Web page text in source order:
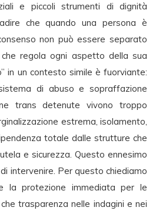
e piccoli strumenti di dignità
che quando una persona è
non può essere separato
regola ogni aspetto della sua
in un contesto simile è fuorviante:
di abuso e sopraffazione
trans detenute vivono troppo
estrema, isolamento,
totale dalle strutture che
e sicurezza. Questo ennesimo
intervenire. Per questo chiediamo
la protezione immediata per le
trasparenza nelle indagini e nei